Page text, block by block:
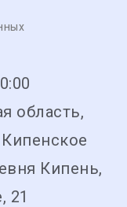
область,
Кипень,
21